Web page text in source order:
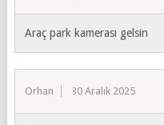
Araç park kamerası gelsin
Orhan 30 Aralık 2025